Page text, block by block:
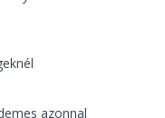
azonnal